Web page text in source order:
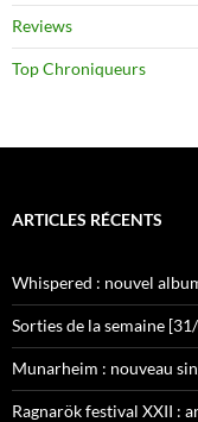
Reviews
Top Chroniqueurs
ARTICLES RÉCENTS
Whispered : nouvel
Sorties de la semaine
Munarheim : nouveau
Ragnarök festival XXII :